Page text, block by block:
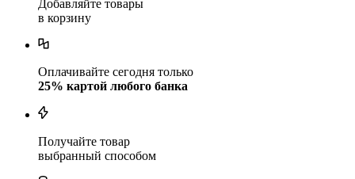
Добавляйте товары
в корзину
Оплачивайте сегодня только
25% картой любого банка
Получайте товар
выбранный способом